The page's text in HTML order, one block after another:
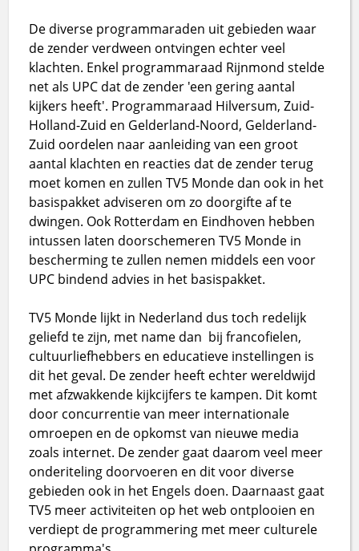
De diverse programmaraden uit gebieden waar
de zender verdween ontvingen echter veel
klachten. Enkel programmaraad Rijnmond stelde
net als UPC dat de zender 'een gering aantal
kijkers heeft'. Programmaraad Hilversum, Zuid-
Holland-Zuid en Gelderland-Noord, Gelderland-
Zuid oordelen naar aanleiding van een groot
aantal klachten en reacties dat de zender terug
moet komen en zullen TV5 Monde dan ook in het
basispakket adviseren om zo doorgifte af te
dwingen. Ook Rotterdam en Eindhoven hebben
intussen laten doorschemeren TV5 Monde in
bescherming te zullen nemen middels een voor
UPC bindend advies in het basispakket.
TV5 Monde lijkt in Nederland dus toch redelijk
geliefd te zijn, met name dan bij francofielen,
cultuurliefhebbers en educatieve instellingen is
dit het geval. De zender heeft echter wereldwijd
met afzwakkende kijkcijfers te kampen. Dit komt
door concurrentie van meer internationale
omroepen en de opkomst van nieuwe media
zoals internet. De zender gaat daarom veel meer
onderiteling doorvoeren en dit voor diverse
gebieden ook in het Engels doen. Daarnaast gaat
TV5 meer activiteiten op het web ontplooien en
verdiept de programmering met meer culturele